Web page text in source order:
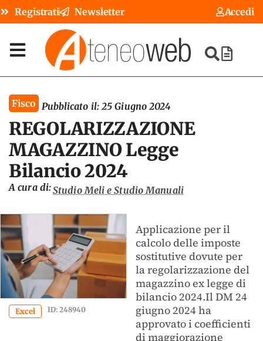
Registrati Newsletter Accedi
Fisco Pubblicato il: 25 Giugno 2024
REGOLARIZZAZIONE
MAGAZZINO Legge
Bilancio 2024
A cura di:Studio Meli e Studio Manuali
Excel ID: 248940
Applicazione per il
calcolo delle imposte
sostitutive dovute per
la regolarizzazione del
magazzino ex legge di
bilancio 2024.Il DM 24
giugno 2024 ha
approvato i coefficienti
di maggiorazione